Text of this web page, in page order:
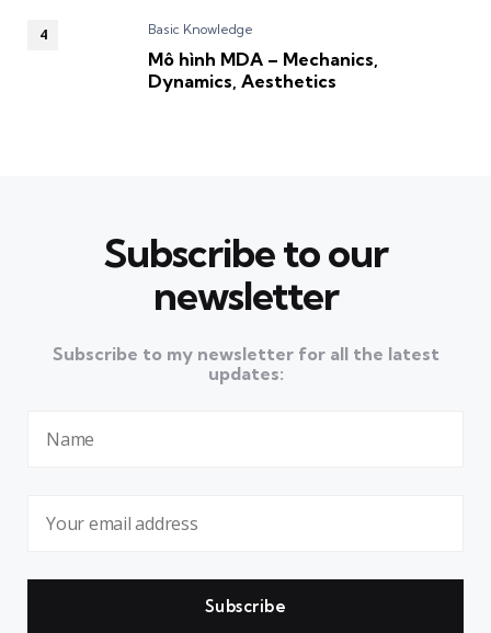
Basic Knowledge
Mô hình MDA – Mechanics,
Dynamics, Aesthetics
Subscribe to our
newsletter
Subscribe to my newsletter for all the latest
updates: